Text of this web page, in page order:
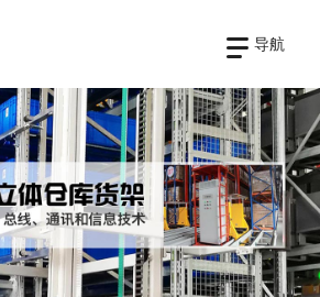
导航